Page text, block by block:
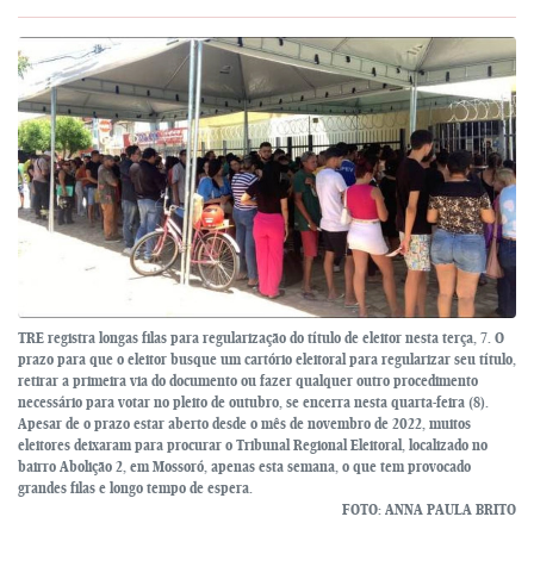
TRE registra longas filas para regularização do título de eleitor nesta terça, 7. O
prazo para que o eleitor busque um cartório eleitoral para regularizar seu título,
retirar a primeira via do documento ou fazer qualquer outro procedimento
necessário para votar no pleito de outubro, se encerra nesta quarta-feira (8).
Apesar de o prazo estar aberto desde o mês de novembro de 2022, muitos
eleitores deixaram para procurar o Tribunal Regional Eleitoral, localizado no
bairro Abolição 2, em Mossoró, apenas esta semana, o que tem provocado
grandes filas e longo tempo de espera.
FOTO: ANNA PAULA BRITO